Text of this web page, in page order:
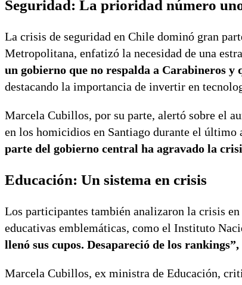
Seguridad: La prioridad número
La crisis de seguridad en Chile dominó gran
Metropolitana, enfatizó la necesidad de una
un gobierno que no respalda a Carabineros y
destacando la importancia de invertir en
Marcela Cubillos, por su parte, alertó sobre el
en los homicidios en Santiago durante el último
parte del gobierno central ha agravado la
Educación: Un sistema en crisis
Los participantes también analizaron la crisis
educativas emblemáticas, como el Instituto
llenó sus cupos. Desapareció de los
Marcela Cubillos, ex ministra de Educación,